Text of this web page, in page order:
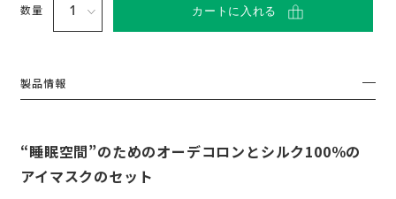
数量 カートに入れる
製品情報
“睡眠空間”のためのオーデコロンとシルク100％の
アイマスクのセット